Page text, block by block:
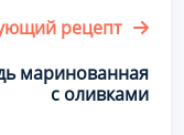
рецепт
маринованная
с оливками